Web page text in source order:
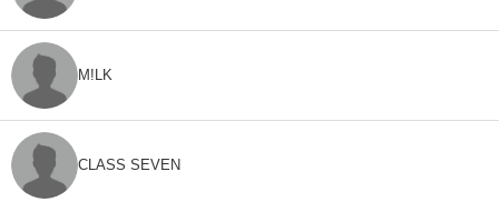
M!LK
CLASS SEVEN